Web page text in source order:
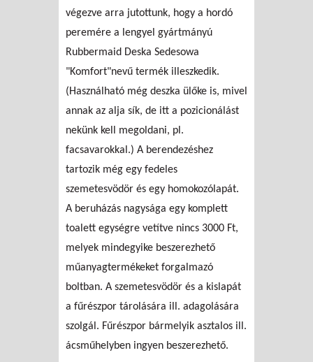
végezve arra jutottunk, hogy a hordó
peremére a lengyel gyártmányú
Rubbermaid Deska Sedesowa
"Komfort"nevű termék illeszkedik.
(Használható még deszka ülőke is, mivel
annak az alja sík, de itt a pozicionálást
nekünk kell megoldani, pl.
facsavarokkal.) A berendezéshez
tartozik még egy fedeles
szemetesvödör és egy homokozólapát.
A beruházás nagysága egy komplett
toalett egységre vetítve nincs 3000 Ft,
melyek mindegyike beszerezhető
műanyagtermékeket forgalmazó
boltban. A szemetesvödör és a kislapát
a fűrészpor tárolására ill. adagolására
szolgál. Fűrészpor bármelyik asztalos ill.
ácsműhelyben ingyen beszerezhető.